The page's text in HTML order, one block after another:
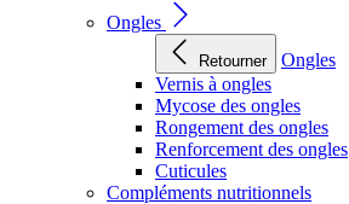
Ongles
Retourner
Ongles
Vernis à ongles
Mycose des ongles
Rongement des ongles
Renforcement des ongles
Cuticules
Compléments nutritionnels